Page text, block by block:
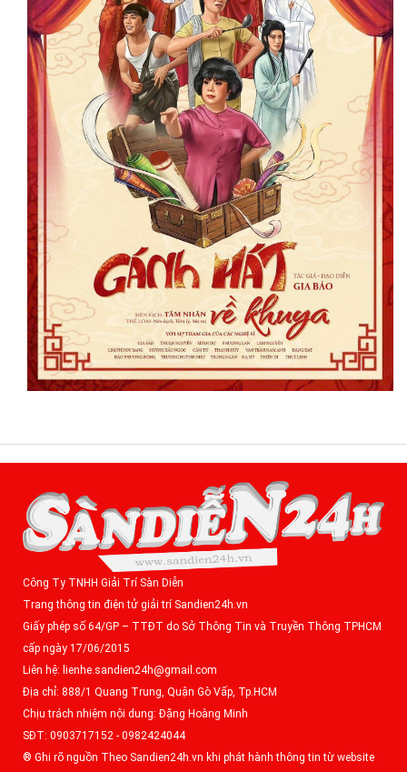
Công Ty TNHH Giải Trí Sàn Diễn
Trang thông tin điện tử giải trí Sandien24h.vn
Giấy phép số 64/GP – TTĐT do Sở Thông Tin và Truyền Thông TPHCM
cấp ngày 17/06/2015
Liên hệ: lienhe.sandien24h@gmail.com
Địa chỉ: 888/1 Quang Trung, Quận Gò Vấp, Tp.HCM
Chịu trách nhiệm nội dung: Đặng Hoàng Minh
SĐT: 0903717152 - 0982424044
® Ghi rõ nguồn Theo Sandien24h.vn khi phát hành thông tin từ website